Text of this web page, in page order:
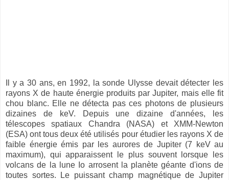
Il y a 30 ans, en 1992, la sonde Ulysse devait détecter les
rayons X de haute énergie produits par Jupiter, mais elle fit
chou blanc. Elle ne détecta pas ces photons de plusieurs
dizaines de keV. Depuis une dizaine d'années, les
télescopes spatiaux Chandra (NASA) et XMM-Newton
(ESA) ont tous deux été utilisés pour étudier les rayons X de
faible énergie émis par les aurores de Jupiter (7 keV au
maximum), qui apparaissent le plus souvent lorsque les
volcans de la lune Io arrosent la planète géante d'ions de
toutes sortes. Le puissant champ magnétique de Jupiter